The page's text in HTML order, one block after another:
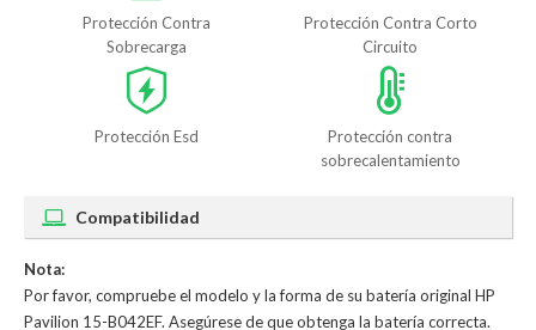
Protección Contra
Sobrecarga
Protección Contra Corto
Circuito
Protección Esd
Protección contra
sobrecalentamiento
Compatibilidad
Nota:
Por favor, compruebe el modelo y la forma de su batería original HP
Pavilion 15-B042EF. Asegúrese de que obtenga la batería correcta.